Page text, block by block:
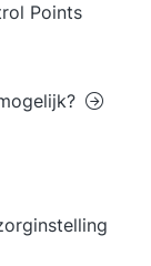
Points